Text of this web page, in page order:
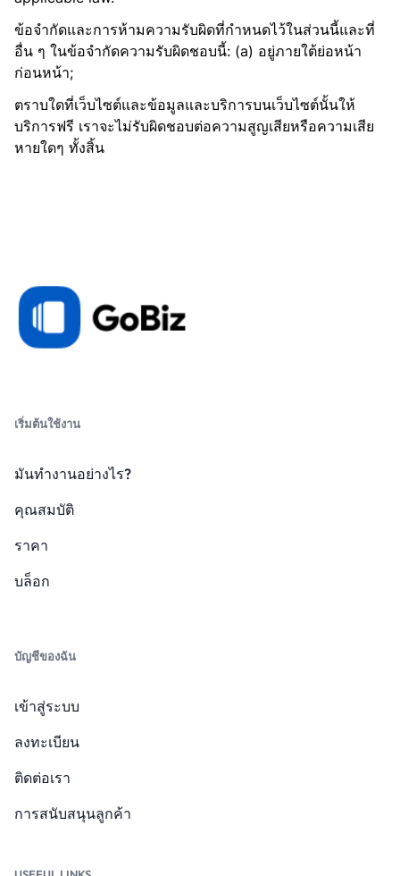
ข้อจำกัดและการห้ามความรับผิดที่กำหนดไว้ในส่วนนี้และที่
อื่น ๆ ในข้อจำกัดความรับผิดชอบนี้: (a) อยู่ภายใต้ย่อหน้า
ก่อนหน้า;
ตราบใดที่เว็บไซต์และข้อมูลและบริการบนเว็บไซต์นั้นให้
บริการฟรี เราจะไม่รับผิดชอบต่อความสูญเสียหรือความเสีย
หายใดๆ ทั้งสิ้น
เริ่มต้นใช้งาน
มันทำงานอย่างไร?
คุณสมบัติ
ราคา
บล็อก
บัญชีของฉัน
เข้าสู่ระบบ
ลงทะเบียน
ติดต่อเรา
การสนับสนุนลูกค้า